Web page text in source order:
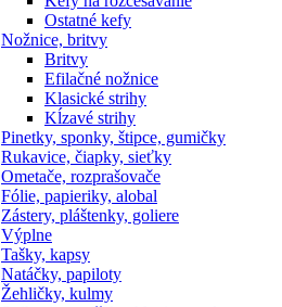
Ostatné kefy
Nožnice, britvy
Britvy
Efilačné nožnice
Klasické strihy
Kĺzavé strihy
Pinetky, sponky, štipce, gumičky
Rukavice, čiapky, sieťky
Ometače, rozprašovače
Fólie, papieriky, alobal
Zástery, pláštenky, goliere
Výplne
Tašky, kapsy
Natáčky, papiloty
Žehličky, kulmy